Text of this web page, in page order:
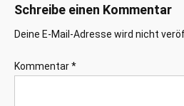
Schreibe einen Kommentar
Deine E-Mail-Adresse wird nicht
Kommentar*